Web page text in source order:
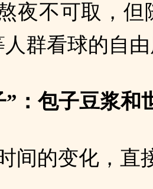
夜不可取，但
人群看球的自由
”：包子豆浆和
间的变化，直